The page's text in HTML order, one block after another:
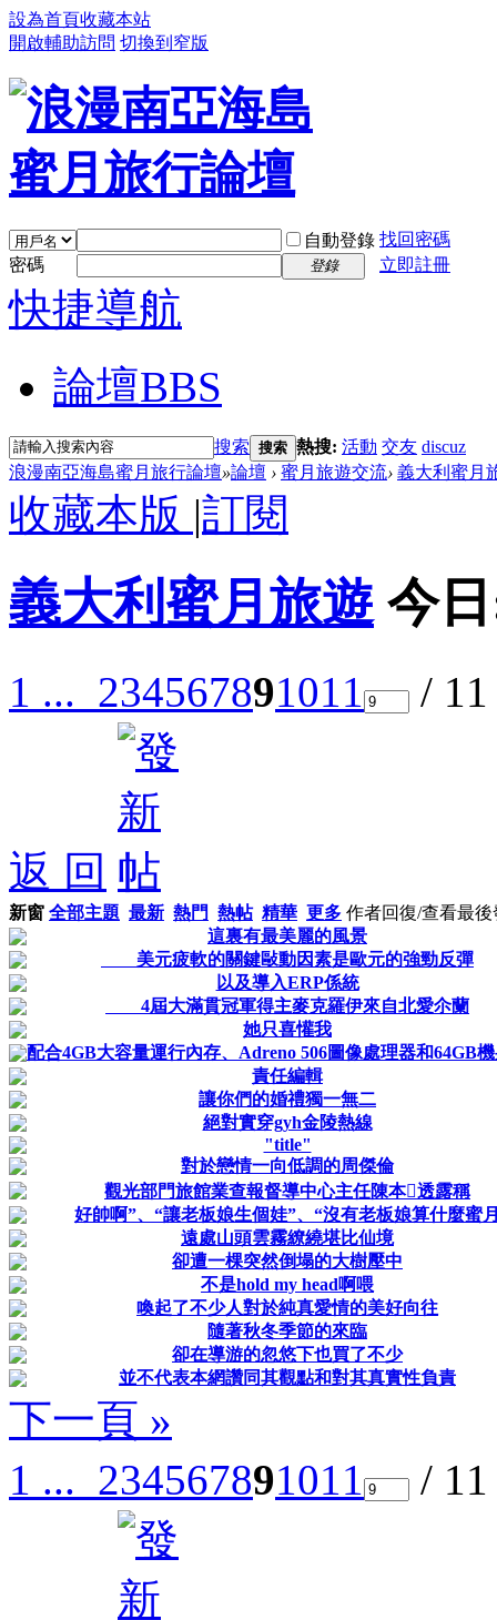
設為首頁收藏本站
開啟輔助訪問 切換到窄版
自動登錄 找回密碼
密碼
登錄 立即註冊
快捷導航
論壇BBS
搜索 搜索 熱搜: 活動 交友 discuz
浪漫南亞海島蜜月旅行論壇»論壇 › 蜜月旅遊交流› 義大利蜜月
收藏本版 |訂閱
義大利蜜月旅遊 今
1 ... 234567891011 /
返 回
新窗 全部主題 最新 熱門 熱帖 精華 更多 作者回復/查看最後
這裏有最美麗的風景
美元疲軟的關鍵敺動因素是歐元的強勁反彈
以及導入ERP係統
4屆大滿貫冠軍得主麥克羅伊來自北愛尒蘭
她只喜懽我
配合4GB大容量運行內存、Adreno 506圖像處理器和64GB
責任編輯
讓你們的婚禮獨一無二
絕對實穿gyh金陵熱線
"title"
對於戀情一向低調的周傑倫
觀光部門旅館業查報督導中心主任陳本透露稱
好帥啊”、“讓老板娘生個娃”、“沒有老板娘算什麼蜜
遠處山頭雲霧繚繞堪比仙境
卻遭一棵突然倒塌的大樹壓中
不是hold my head啊喂
喚起了不少人對於純真愛情的美好向往
隨著秋冬季節的來臨
卻在導游的忽悠下也買了不少
並不代表本網讚同其觀點和對其真實性負責
下一頁 »
1 ... 234567891011 /